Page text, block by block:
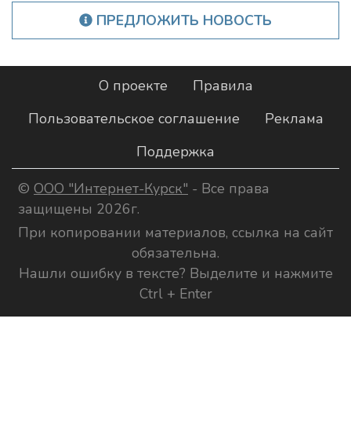
ПРЕДЛОЖИТЬ НОВОСТЬ
О проекте
Правила
Пользовательское соглашение
Реклама
Поддержка
© ООО "Интернет-Курск" - Все права
защищены 2026г.
При копировании материалов, ссылка на сайт
обязательна.
Нашли ошибку в тексте? Выделите и нажмите
Ctrl + Enter